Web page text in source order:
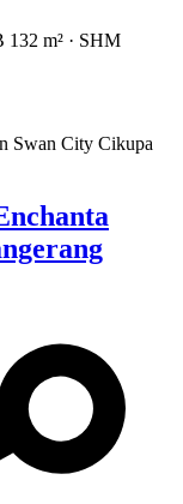
132 m² · SHM